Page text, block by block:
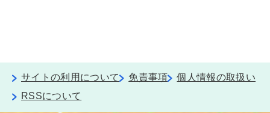
サイトの利用について 免責事項
個人情報の取扱い
RSSについて